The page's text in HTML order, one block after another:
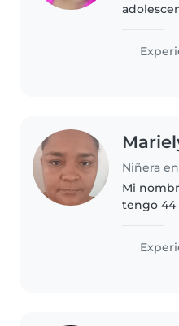
como
Niñera
Mi
tengo 44
humilde